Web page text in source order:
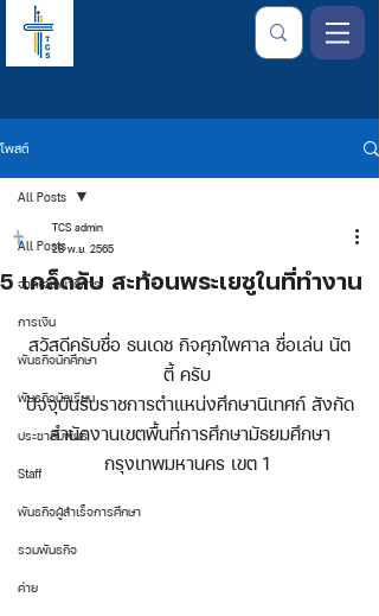
โพสต์
All Posts
จากใจเลขาธิการ
การเงิน
พันธกิจนักศึกษา
พันธกิจนักเรียน
ประชาสัมพันธ์
Staff
พันธกิจผู้สำเร็จการศึกษา
รวมพันธกิจ
ค่าย
All Posts
5 เคล็ดลับ สะท้อนพระเยซูในที่ทำงาน
TCS admin
28 พ.ย. 2565
สวัสดีครับชื่อ ธนเดช กิจศุภไพศาล ชื่อเล่น นัต
ตี้ ครับ
ปัจจุบันรับราชการตำแหน่งศึกษานิเทศก์ สังกัด
สำนักงานเขตพื้นที่การศึกษามัธยมศึกษา
กรุงเทพมหานคร เขต 1